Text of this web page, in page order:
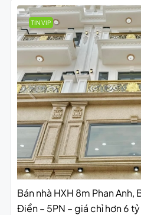
TIN VIP
Bán nhà HXH 8m Phan Anh,
Điển – 5PN – giá chỉ hơn 6 tỷ